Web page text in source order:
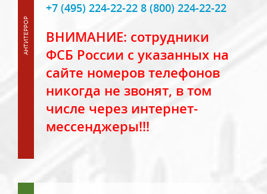
+7 (495) 224-22-22 8 (800) 224-22-22
ВНИМАНИЕ: сотрудники
ФСБ России с указанных на
сайте номеров телефонов
никогда не звонят, в том
числе через интернет-
мессенджеры!!!